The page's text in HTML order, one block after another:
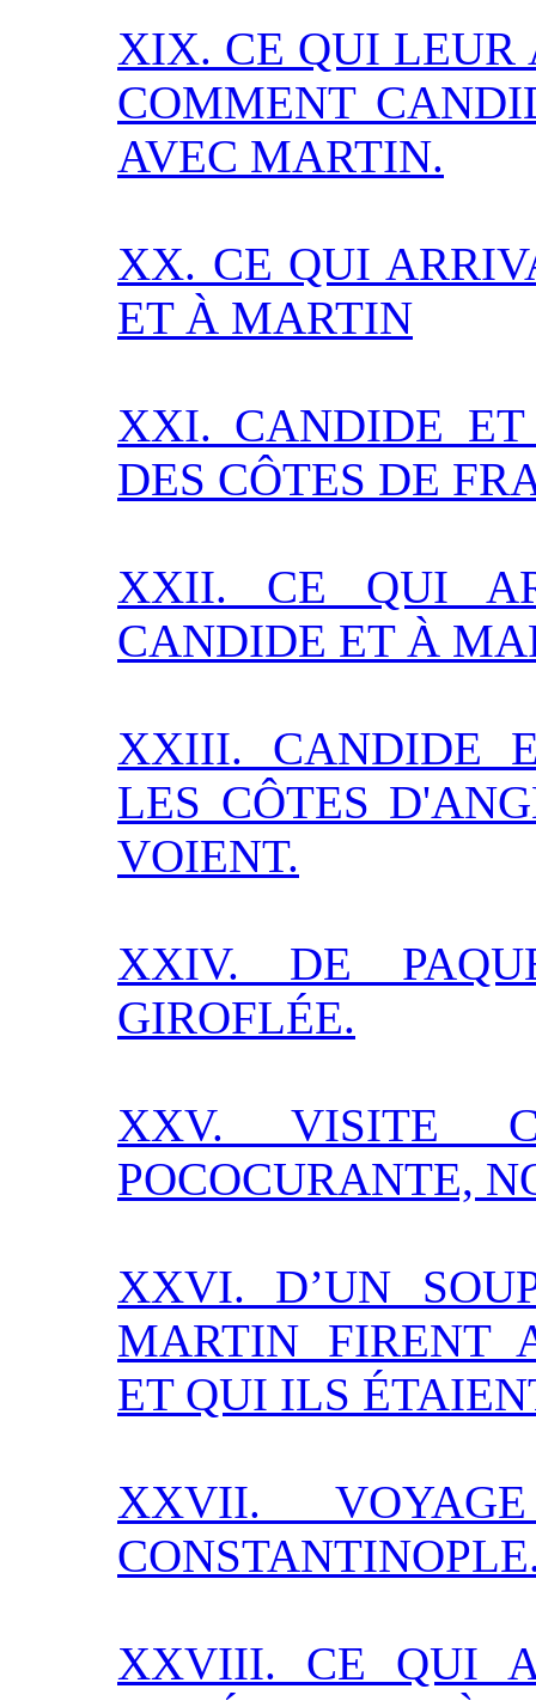
XIX. CE QUI LEUR
COMMENT
AVEC MARTIN.
XX. CE QUI
ET À MARTIN
XXI. CANDIDE ET
DES CÔTES DE
XXII. CE QUI
CANDIDE ET À
XXIII. CANDIDE
LES CÔTES
VOIENT.
XXIV. DE
GIROFLÉE.
XXV. VISITE
POCOCURANTE,
XXVI. D’UN
MARTIN FIRENT
ET QUI ILS
XXVII.
XXVIII. CE QUI